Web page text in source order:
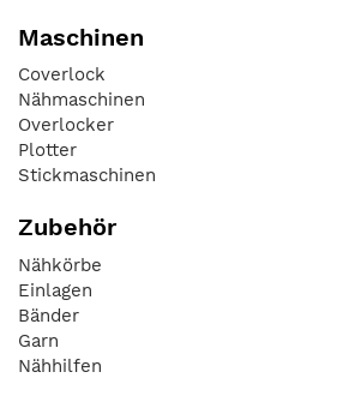
Maschinen
Coverlock
Nähmaschinen
Overlocker
Plotter
Stickmaschinen
Zubehör
Nähkörbe
Einlagen
Bänder
Garn
Nähhilfen